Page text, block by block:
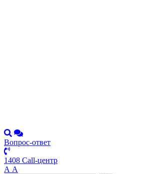
Вопрос-ответ
1408 Call-центр
А А